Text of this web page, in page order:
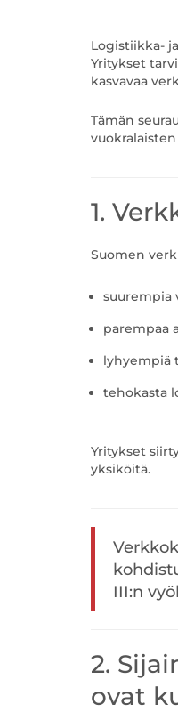
Logistiikka-
Yritykset
kasvavaa
Tämän
1.
Suomen
suurempia
parempaa
lyhyempiä
tehokasta
Yritykset
yksiköitä.
III:n
2.
ovat